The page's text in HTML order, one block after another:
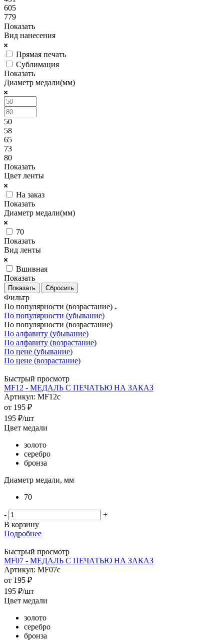
605
779
Показать
Вид нанесения
Прямая печать
Сублимация
Показать
Диаметр медали(мм)
50
58
65
73
80
Показать
Цвет ленты
На заказ
Показать
Диаметр медали(мм)
70
Показать
Вид ленты
Вшивная
Показать
Сбросить
Фильтр
По популярности (возрастание)
По популярности (убывание)
По популярности (возрастание)
По алфавиту (убывание)
По алфавиту (возрастание)
По цене (убывание)
По цене (возрастание)
Быстрый просмотр
MF12 - МЕДАЛЬ С ПЕЧАТЬЮ НА ЗАКАЗ
Артикул: MF12c
от 195 ₽
195 ₽/шт
Цвет медали
золото
серебро
бронза
Диаметр медали, мм
70
-
+
В корзину
Подробнее
Быстрый просмотр
MF07 - МЕДАЛЬ С ПЕЧАТЬЮ НА ЗАКАЗ
Артикул: MF07c
от 195 ₽
195 ₽/шт
Цвет медали
золото
серебро
бронза